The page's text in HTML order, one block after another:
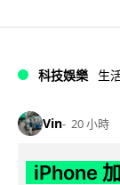
科技娛樂 生
Vin 20 小時
iPhone